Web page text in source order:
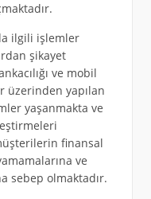
ilgili işlemler
şikayet
ve mobil
yapılan
yaşanmakta ve
finansal
ve
sebep olmaktadır.